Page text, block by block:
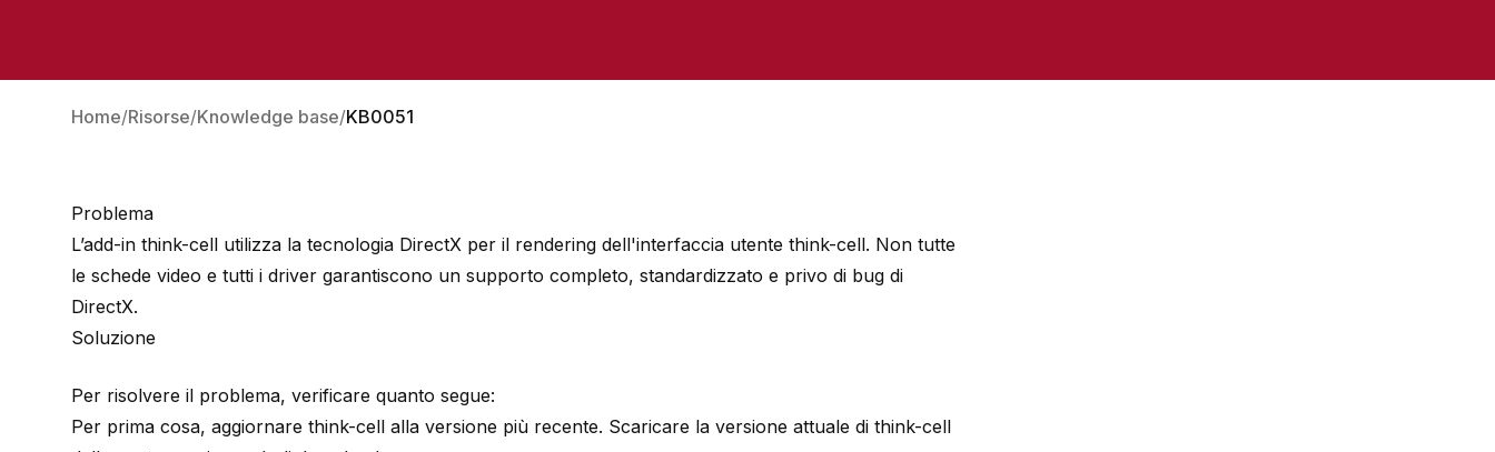
Home Risorse Knowledge base KB0051
Problema
L’add-in think-cell utilizza la tecnologia DirectX per il rendering dell'interfaccia utente think-cell. Non tutte
le schede video e tutti i driver garantiscono un supporto completo, standardizzato e privo di bug di
DirectX.
Soluzione
Per risolvere il problema, verificare quanto segue:
Per prima cosa, aggiornare think-cell alla versione più recente. Scaricare la versione attuale di think-cell